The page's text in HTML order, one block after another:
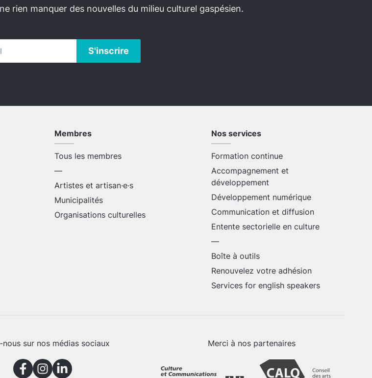
rien manquer des nouvelles du milieu culturel gaspésien.
Membres
Tous les membres
—
Artistes et artisan·e·s
Municipalités
Organisations culturelles
Nos services
Formation continue
Accompagnement et
développement
Développement numérique
Communication et diffusion
Entente sectorielle en culture
—
Boîte à outils
Renouvelez votre adhésion
Services for english speakers
nous sur nos médias sociaux Merci à nos partenaires